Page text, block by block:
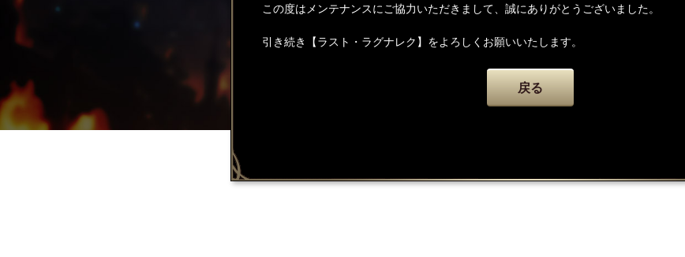
この度はメンテナンスにご協力いただきまして、誠にありがとうございました。
引き続き【ラスト・ラグナレク】をよろしくお願いいたします。
戻る